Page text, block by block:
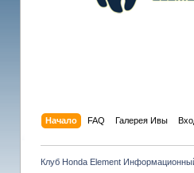
Начало FAQ Галерея Ивы
Клуб Honda Element